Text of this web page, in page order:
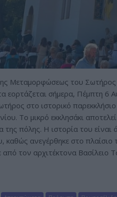
Μεταμορφώσεως του
εορτάζεται σήμερα, Πέμπτη 6
στο ιστορικό
Το μικρό εκκλησάκι
της πόλης. Η ιστορία του
καθώς ανεγέρθηκε στο
από τον αρχιτέκτονα Βασίλειο